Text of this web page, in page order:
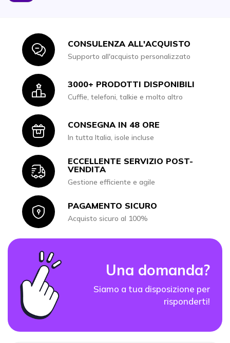
IconCONSULENZA ALL'ACQUISTO
Supporto all'acquisto personalizzato
Icon3000+ PRODOTTI DISPONIBILI
Cuffie, telefoni, talkie e molto altro
IconCONSEGNA IN 48 ORE
In tutta Italia, isole incluse
Icon
ECCELLENTE SERVIZIO POST-
VENDITA
Gestione efficiente e agile
IconPAGAMENTO SICURO
Acquisto sicuro al 100%
Una domanda?
Siamo a tua disposizione per
risponderti!